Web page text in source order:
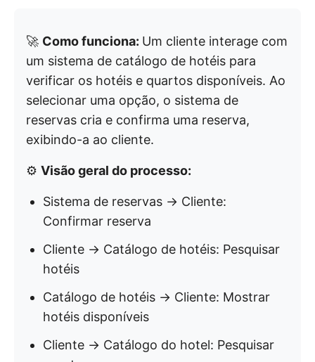
🚀 Como funciona: Um cliente interage com
um sistema de catálogo de hotéis para
verificar os hotéis e quartos disponíveis. Ao
selecionar uma opção, o sistema de
reservas cria e confirma uma reserva,
exibindo-a ao cliente.
⚙️ Visão geral do processo:
Sistema de reservas → Cliente:
Confirmar reserva
Cliente → Catálogo de hotéis: Pesquisar
hotéis
Catálogo de hotéis → Cliente: Mostrar
hotéis disponíveis
Cliente → Catálogo do hotel: Pesquisar